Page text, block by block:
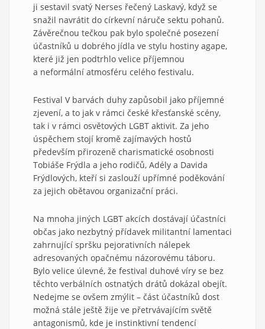
ji sestavil svatý Nerses řečený Laskavý, když se
snažil navrátit do církevní náruče sektu pohanů.
Závěrečnou tečkou pak bylo společné posezení
účastníků u dobrého jídla ve stylu hostiny agape,
které již jen podtrhlo velice příjemnou
a neformální atmosféru celého festivalu.
Festival V barvách duhy zapůsobil jako příjemné
zjevení, a to jak v rámci české křesťanské scény,
tak i v rámci osvětových LGBT aktivit. Za jeho
úspěchem stojí kromě zajímavých hostů
především přirozeně charismatické osobnosti
Tobiáše Frýdla a jeho rodičů, Adély a Davida
Frýdlových, kteří si zaslouží upřímné poděkování
za jejich obětavou organizační práci.
Na mnoha jiných LGBT akcích dostávají účastníci
občas jako nezbytný přídavek militantní lamentaci
zahrnující spršku pejorativních nálepek
adresovaných opačnému názorovému táboru.
Bylo velice úlevné, že festival duhové víry se bez
těchto verbálních ostnatých drátů dokázal obejít.
Nedejme se ovšem zmýlit – část účastníků dost
možná stále ještě žije ve přetrvávajícím světě
antagonismů, kde je instinktivní tendencí